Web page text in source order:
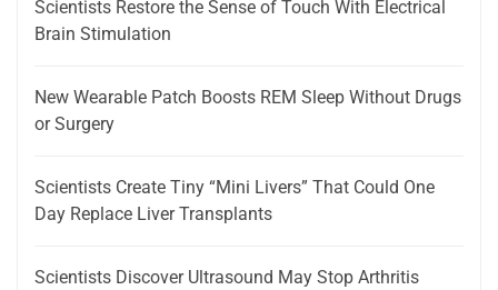
Scientists Restore the Sense of Touch With Electrical
Brain Stimulation
New Wearable Patch Boosts REM Sleep Without Drugs
or Surgery
Scientists Create Tiny “Mini Livers” That Could One
Day Replace Liver Transplants
Scientists Discover Ultrasound May Stop Arthritis